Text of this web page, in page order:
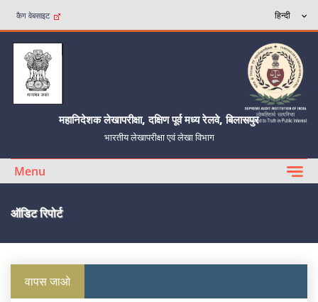
कैग वेबसाइट
महानिदेशक लेखापरीक्षा, दक्षिण पूर्व मध्य रेलवे, बिलासपुर
भारतीय लेखापरीक्षा एवं लेखा विभाग
Menu
ऑडिट रिपोर्ट
वापस जाओ